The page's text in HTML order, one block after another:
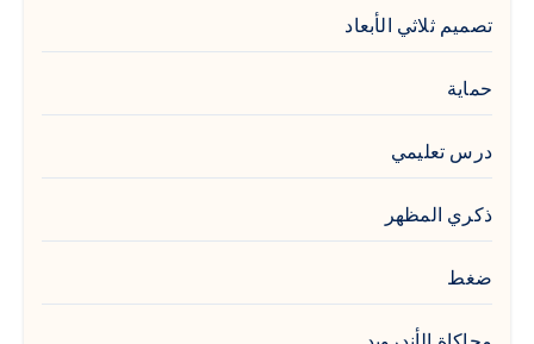
تصميم ثلاثي الأبعاد
حماية
درس تعليمي
ذكري المظهر
ضغط